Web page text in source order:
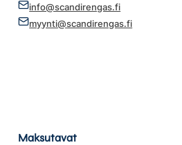
info@scandirengas.fi
myynti@scandirengas.fi
Maksutavat